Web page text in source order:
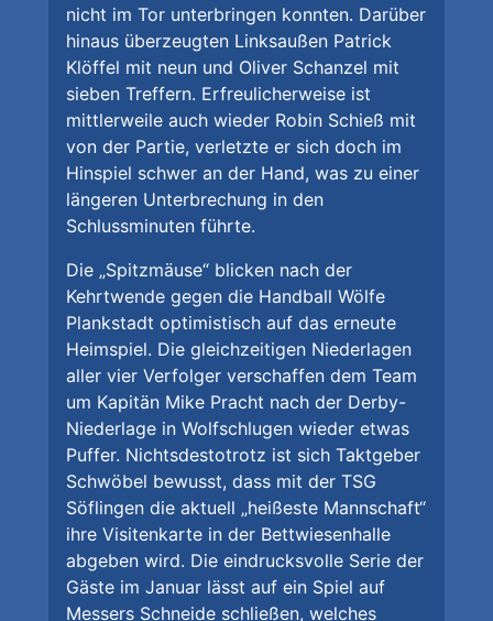
nicht im Tor unterbringen konnten. Darüber
hinaus überzeugten Linksaußen Patrick
Klöffel mit neun und Oliver Schanzel mit
sieben Treffern. Erfreulicherweise ist
mittlerweile auch wieder Robin Schieß mit
von der Partie, verletzte er sich doch im
Hinspiel schwer an der Hand, was zu einer
längeren Unterbrechung in den
Schlussminuten führte.
Die „Spitzmäuse“ blicken nach der
Kehrtwende gegen die Handball Wölfe
Plankstadt optimistisch auf das erneute
Heimspiel. Die gleichzeitigen Niederlagen
aller vier Verfolger verschaffen dem Team
um Kapitän Mike Pracht nach der Derby-
Niederlage in Wolfschlugen wieder etwas
Puffer. Nichtsdestotrotz ist sich Taktgeber
Schwöbel bewusst, dass mit der TSG
Söflingen die aktuell „heißeste Mannschaft“
ihre Visitenkarte in der Bettwiesenhalle
abgeben wird. Die eindrucksvolle Serie der
Gäste im Januar lässt auf ein Spiel auf
Messers Schneide schließen, welches